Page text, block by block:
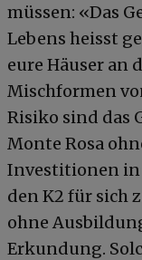
müssen: «Das
Lebens heisst
eure Häuser an
Mischformen
Risiko sind das
Monte Rosa
Investitionen in
den K2 für sich
ohne
Erkundung.